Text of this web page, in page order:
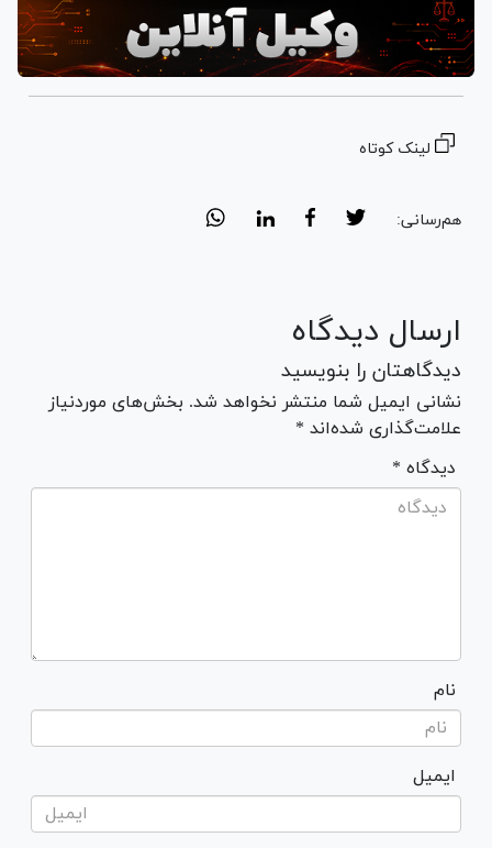
لینک کوتاه
هم‌رسانی:
ارسال دیدگاه
دیدگاهتان را بنویسید
نشانی ایمیل شما منتشر نخواهد شد. بخش‌های موردنیاز
علامت‌گذاری شده‌اند *
* دیدگاه
نام
ایمیل